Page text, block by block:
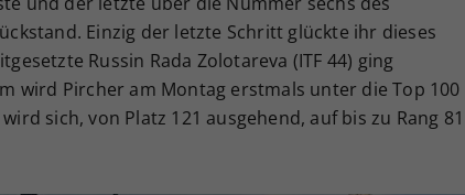
Einzig der letzte Schritt glückte ihr dieses
Russin Rada Zolotareva (ITF 44) ging
wird Pircher am Montag erstmals unter die Top 100
sich, von Platz 121 ausgehend, auf bis zu Rang 81